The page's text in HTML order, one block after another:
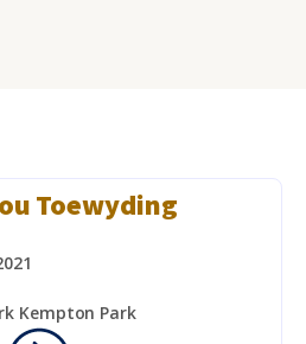
Toewyding
Kempton Park